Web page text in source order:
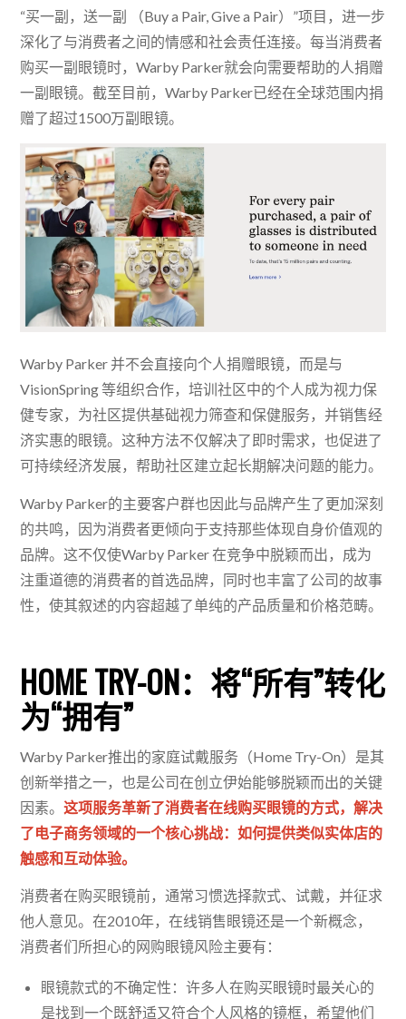
“买一副，送一副 （Buy a Pair, Give a Pair）”项目，进一步
深化了与消费者之间的情感和社会责任连接。每当消费者
购买一副眼镜时，Warby Parker就会向需要帮助的人捐赠
一副眼镜。截至目前，Warby Parker已经在全球范围内捐
赠了超过1500万副眼镜。
Warby Parker 并不会直接向个人捐赠眼镜，而是与
VisionSpring 等组织合作，培训社区中的个人成为视力保
健专家，为社区提供基础视力筛查和保健服务，并销售经
济实惠的眼镜。这种方法不仅解决了即时需求，也促进了
可持续经济发展，帮助社区建立起长期解决问题的能力。
Warby Parker的主要客户群也因此与品牌产生了更加深刻
的共鸣，因为消费者更倾向于支持那些体现自身价值观的
品牌。这不仅使Warby Parker 在竞争中脱颖而出，成为
注重道德的消费者的首选品牌，同时也丰富了公司的故事
性，使其叙述的内容超越了单纯的产品质量和价格范畴。
HOME TRY-ON：将“所有”转化
为“拥有”
Warby Parker推出的家庭试戴服务（Home Try-On）是其
创新举措之一，也是公司在创立伊始能够脱颖而出的关键
因素。这项服务革新了消费者在线购买眼镜的方式，解决
了电子商务领域的一个核心挑战：如何提供类似实体店的
触感和互动体验。
消费者在购买眼镜前，通常习惯选择款式、试戴，并征求
他人意见。在2010年，在线销售眼镜还是一个新概念，
消费者们所担心的网购眼镜风险主要有：
眼镜款式的不确定性：许多人在购买眼镜时最关心的
是找到一个既舒适又符合个人风格的镜框，希望他们